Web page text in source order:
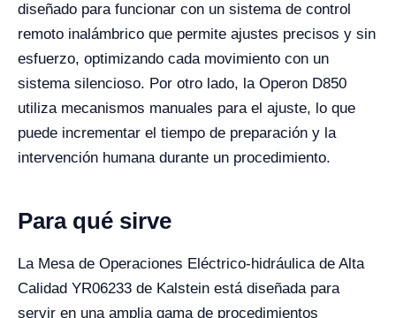
diseñado para funcionar con un sistema de control
remoto inalámbrico que permite ajustes precisos y sin
esfuerzo, optimizando cada movimiento con un
sistema silencioso. Por otro lado, la Operon D850
utiliza mecanismos manuales para el ajuste, lo que
puede incrementar el tiempo de preparación y la
intervención humana durante un procedimiento.
Para qué sirve
La Mesa de Operaciones Eléctrico-hidráulica de Alta
Calidad YR06233 de Kalstein está diseñada para
servir en una amplia gama de procedimientos